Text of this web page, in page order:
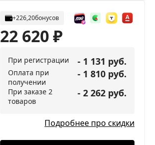
+226,20бонусов
22 620₽
При регистрации - 1 131 руб.
Оплата при
получении
- 1 810 руб.
При заказе 2
товаров
- 2 262 руб.
Подробнее про скидки